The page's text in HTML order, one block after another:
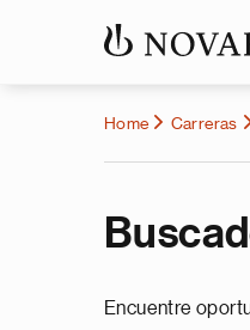
Home Carreras
Encuentre